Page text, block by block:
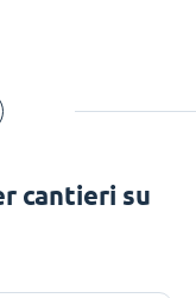
cantieri su